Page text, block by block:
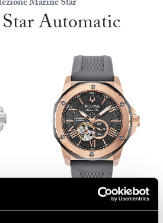
Marine Star
Automatic